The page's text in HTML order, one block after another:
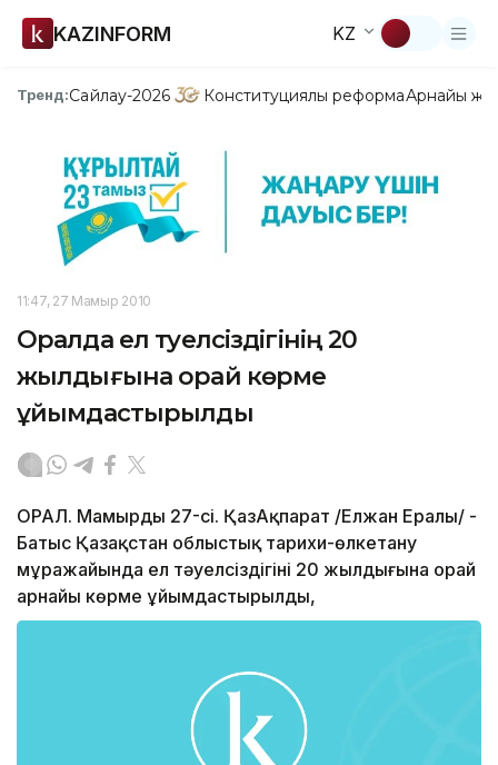
KAZINFORM KZ
Тренд:Сайлау-2026 Конституциялық реформаАрнайы
11:47, 27 Мамыр 2010
Оралда ел тәуелсіздігінің 20
жылдығына орай көрме
ұйымдастырылды
ОРАЛ. Мамырдың 27-сі. ҚазАқпарат /Елжан Ералы/ -
Батыс Қазақстан облыстық тарихи-өлкетану
мұражайында ел тәуелсіздігінің 20 жылдығына орай
арнайы көрме ұйымдастырылды,